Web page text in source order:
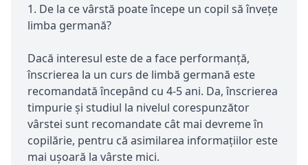
1. De la ce vârstă poate începe un copil să învețe
limba germană?
Dacă interesul este de a face performanță,
înscrierea la un curs de limbă germană este
recomandată începând cu 4-5 ani. Da, înscrierea
timpurie și studiul la nivelul corespunzător
vârstei sunt recomandate cât mai devreme în
copilărie, pentru că asimilarea informațiilor este
mai ușoară la vârste mici.